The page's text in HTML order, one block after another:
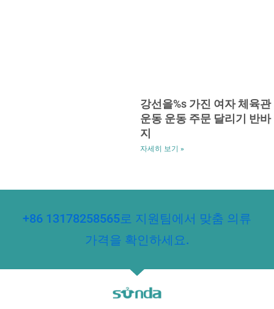
강선을%s 가진 여자 체육관
운동 운동 주문 달리기 반바
지
자세히 보기 »
+86 13178258565로 지원팀에서 맞춤 의류
가격을 확인하세요.